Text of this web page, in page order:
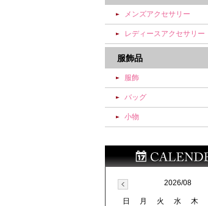
メンズアクセサリー
レディースアクセサリー
服飾品
服飾
バッグ
小物
2026/08
日 月 火 水 木